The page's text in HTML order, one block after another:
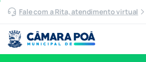
Fale com a Rita, atendimento virtual